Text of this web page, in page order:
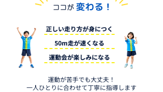
ココが 変わる！
正しい走り方が身につく
50m走が速くなる
運動会が楽しみになる
運動が苦手でも大丈夫！
一人ひとりに合わせて丁寧に指導します